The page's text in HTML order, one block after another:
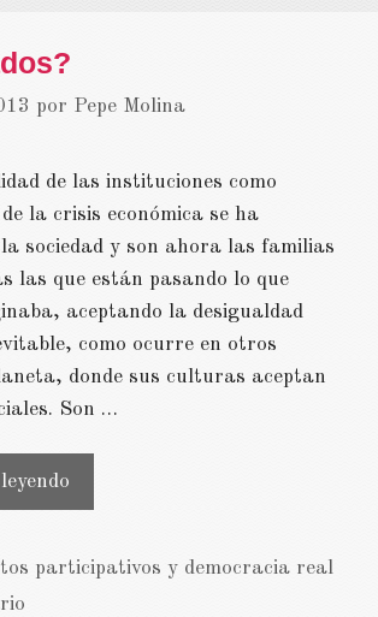
por Pepe Molina
de las instituciones como
la crisis económica se ha
sociedad y son ahora las familias
las que están pasando lo que
aceptando la desigualdad
como ocurre en otros
donde sus culturas aceptan
Son …
participativos y democracia real